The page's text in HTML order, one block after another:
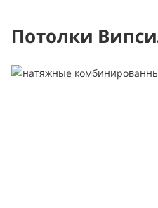
Потолки